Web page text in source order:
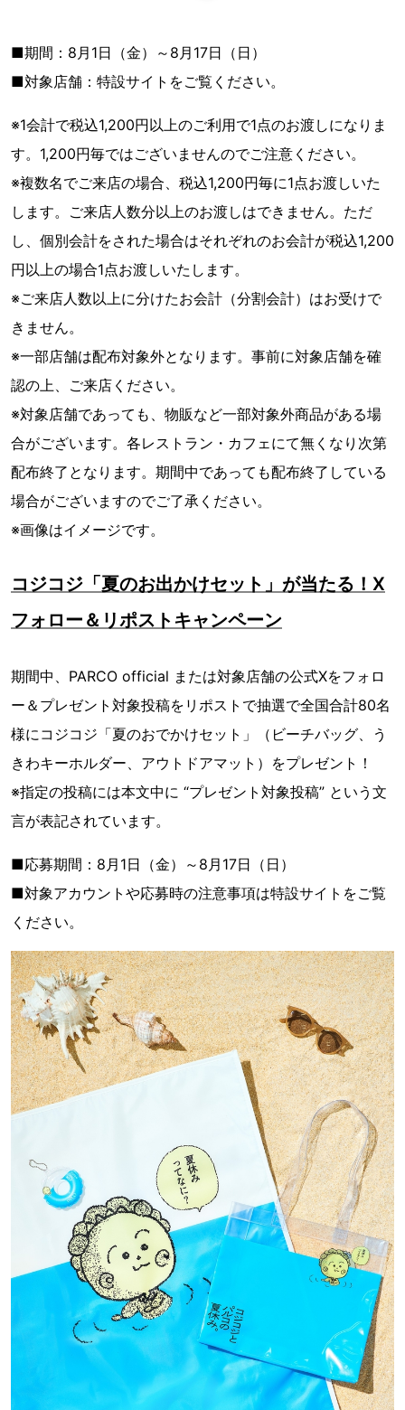
■期間：8月1日（金）～8月17日（日）
■対象店舗：特設サイトをご覧ください。
※1会計で税込1,200円以上のご利用で1点のお渡しになりま
す。1,200円毎ではございませんのでご注意ください。
※複数名でご来店の場合、税込1,200円毎に1点お渡しいた
します。ご来店人数分以上のお渡しはできません。ただ
し、個別会計をされた場合はそれぞれのお会計が税込1,200
円以上の場合1点お渡しいたします。
※ご来店人数以上に分けたお会計（分割会計）はお受けで
きません。
※一部店舗は配布対象外となります。事前に対象店舗を確
認の上、ご来店ください。
※対象店舗であっても、物販など一部対象外商品がある場
合がございます。各レストラン・カフェにて無くなり次第
配布終了となります。期間中であっても配布終了している
場合がございますのでご了承ください。
※画像はイメージです。
コジコジ「夏のお出かけセット」が当たる！X
フォロー＆リポストキャンペーン
期間中、PARCO official または対象店舗の公式Xをフォロ
ー＆プレゼント対象投稿をリポストで抽選で全国合計80名
様にコジコジ「夏のおでかけセット」（ビーチバッグ、う
きわキーホルダー、アウトドアマット）をプレゼント！
※指定の投稿には本文中に “プレゼント対象投稿” という文
言が表記されています。
■応募期間：8月1日（金）～8月17日（日）
■対象アカウントや応募時の注意事項は特設サイトをご覧
ください。